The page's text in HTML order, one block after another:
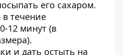
его сахаром.
течение
12 минут (в
и дать остыть на